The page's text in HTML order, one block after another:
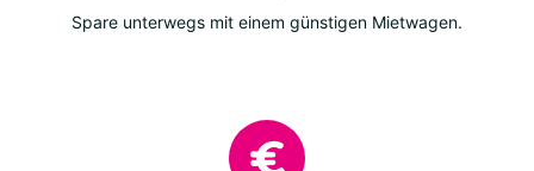
Spare unterwegs mit einem günstigen Mietwagen.